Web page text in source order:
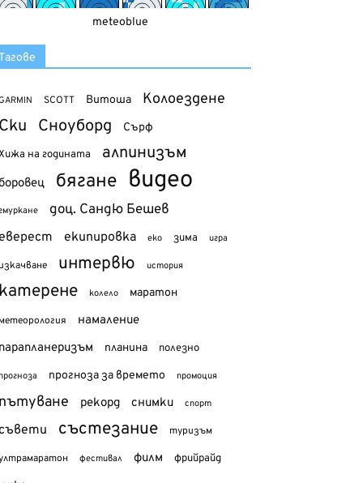
meteoblue
SCOTT Витоша Колоездене
Сноуборд Сърф
на годината алпинизъм
бягане видео
доц. Сандю Бешев
екипировка еко зима игра
интервю история
колело маратон
намаление
планина полезно
прогноза за времето промоция
рекорд снимки спорт
състезание туризъм
фестивал филм фрийрайд